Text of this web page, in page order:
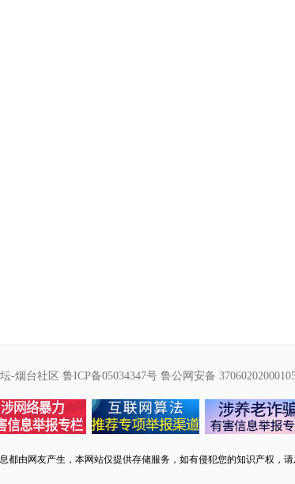
-烟台社区 鲁ICP备05034347号 鲁公网安备
都由网友产生，本网站仅提供存储服务，如有侵犯您的知识产权，请